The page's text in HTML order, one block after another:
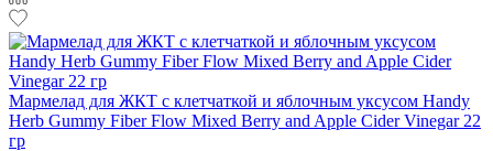
Мармелад для ЖКТ с клетчаткой и яблочным уксусом Handy
Herb Gummy Fiber Flow Mixed Berry and Apple Cider Vinegar 22
гр